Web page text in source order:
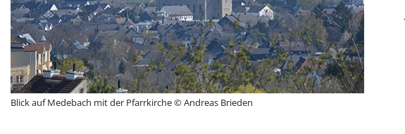
Blick auf Medebach mit der Pfarrkirche © Andreas Brieden